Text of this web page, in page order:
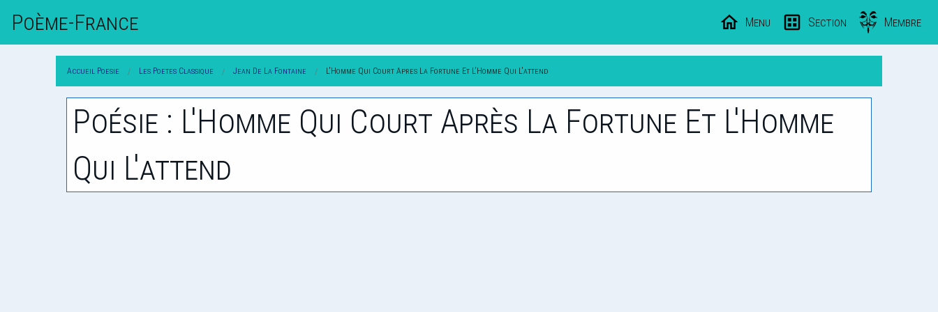
Poème-FrAnce Menu Section Membre
Accueil Poesie Les Poetes Classique Jean De La Fontaine L'Homme Qui Court Apres La Fortune Et L'Homme Qui L'attend
Poésie : L'Homme Qui Court Après La Fortune Et L'Homme
Qui L'attend